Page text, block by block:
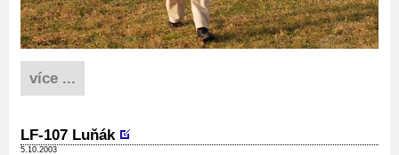
více ...
LF-107 Luňák
5.10.2003